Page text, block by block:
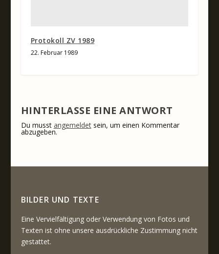
Protokoll ZV 1989
22. Februar 1989
HINTERLASSE EINE ANTWORT
Du musst angemeldetsein, um einen Kommentar
abzugeben.
BILDER UND TEXTE
Eine Vervielfältigung oder Verwendung von Fotos und
Texten ist ohne unsere ausdrückliche Zustimmung nicht
gestattet.